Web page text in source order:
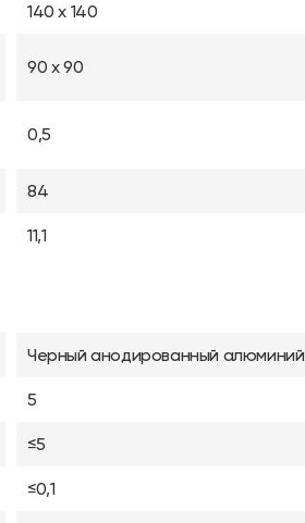
140 х 140
90 х 90
0,5
84
11,1
Черный анодированный алюминий
5
≤5
≤0,1